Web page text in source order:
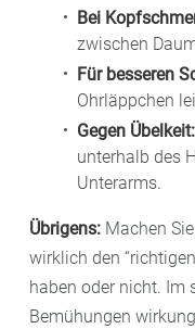
Bei
zwischen
Für besseren
Ohrläppchen
Gegen Übelkeit:
unterhalb des
Unterarms.
Übrigens: Machen
wirklich den
haben oder nicht. Im
Bemühungen